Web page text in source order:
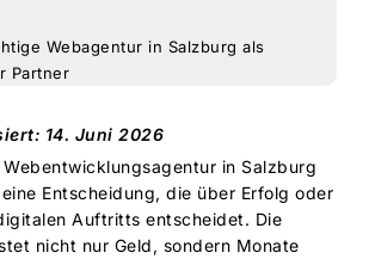
Webagentur in Salzburg als
Partner
14. Juni 2026
in Salzburg
Entscheidung, die über Erfolg oder
Auftritts entscheidet. Die
nicht nur Geld, sondern Monate